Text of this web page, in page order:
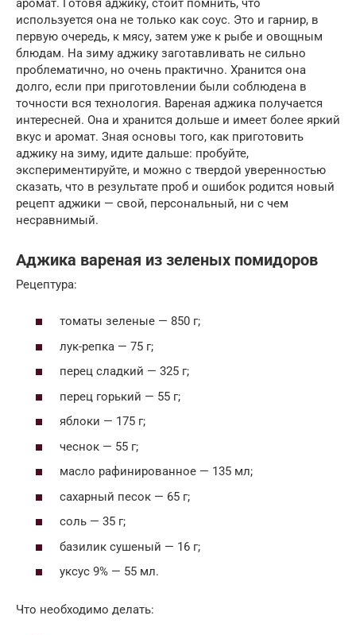
аромат. Готовя аджику, стоит помнить, что
используется она не только как соус. Это и гарнир, в
первую очередь, к мясу, затем уже к рыбе и овощным
блюдам. На зиму аджику заготавливать не сильно
проблематично, но очень практично. Хранится она
долго, если при приготовлении были соблюдена в
точности вся технология. Вареная аджика получается
интересней. Она и хранится дольше и имеет более яркий
вкус и аромат. Зная основы того, как приготовить
аджику на зиму, идите дальше: пробуйте,
экспериментируйте, и можно с твердой уверенностью
сказать, что в результате проб и ошибок родится новый
рецепт аджики — свой, персональный, ни с чем
несравнимый.
Аджика вареная из зеленых помидоров
Рецептура:
томаты зеленые — 850 г;
лук-репка — 75 г;
перец сладкий — 325 г;
перец горький — 55 г;
яблоки — 175 г;
чеснок — 55 г;
масло рафинированное — 135 мл;
сахарный песок — 65 г;
соль — 35 г;
базилик сушеный — 16 г;
уксус 9% — 55 мл.
Что необходимо делать: